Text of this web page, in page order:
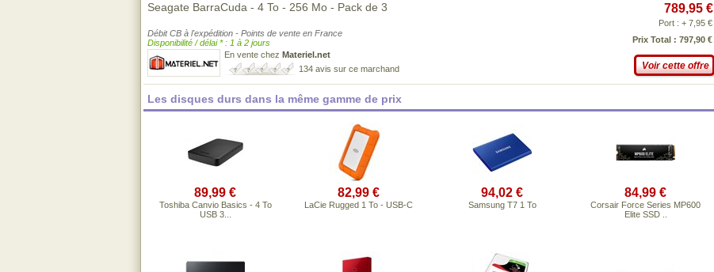
Seagate BarraCuda - 4 To - 256 Mo - Pack de 3
Débit CB à l'expédition - Points de vente en France
Disponibilité / délai * : 1 à 2 jours
En vente chez Materiel.net
134 avis sur ce marchand
789,95 €
Port : + 7,95 €
Prix Total : 797,90 €
Voir cette offre
Les disques durs dans la même gamme de prix
89,99 €
Toshiba Canvio Basics - 4 To
USB 3...
82,99 €
LaCie Rugged 1 To - USB-C
94,02 €
Samsung T7 1 To
84,99 €
Corsair Force Series MP600
Elite SSD ..